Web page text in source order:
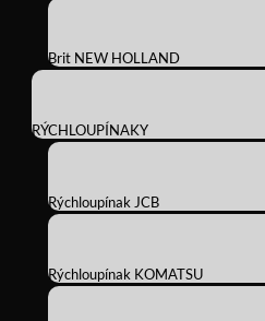
Brit NEW HOLLAND
RÝCHLOUPÍNAKY
Rýchloupínak JCB
Rýchloupínak KOMATSU